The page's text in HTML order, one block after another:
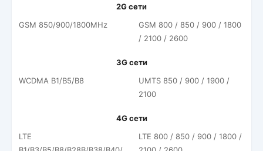
2G сети
GSM 850/900/1800MHz
GSM 800 / 850 / 900 / 1800
/ 2100 / 2600
3G сети
WCDMA B1/B5/B8
UMTS 850 / 900 / 1900 /
2100
4G сети
LTE
LTE 800 / 850 / 900 / 1800 /